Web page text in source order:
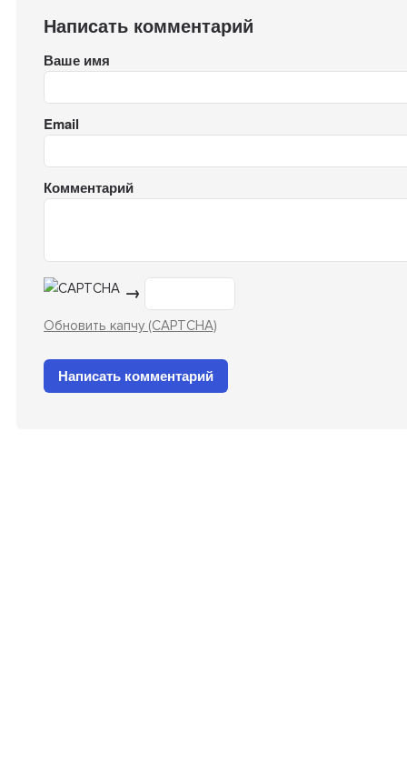
Написать комментарий
Ваше имя
Email
Комментарий
→
Обновить капчу (CAPTCHA)